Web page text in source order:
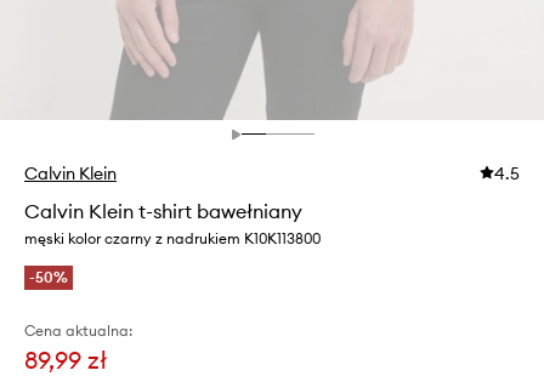
Calvin Klein 4.5
Calvin Klein t-shirt bawełniany
męski kolor czarny z nadrukiem K10K113800
-50%
Cena aktualna:
89,99 zł